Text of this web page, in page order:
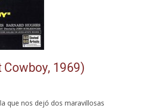
1969)
que nos dejó dos maravillosas